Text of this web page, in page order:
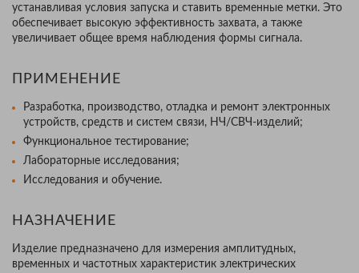
устанавливая условия запуска и ставить временные метки. Это
обеспечивает высокую эффективность захвата, а также
увеличивает общее время наблюдения формы сигнала.
ПРИМЕНЕНИЕ
Разработка, производство, отладка и ремонт электронных
устройств, средств и систем связи, НЧ/СВЧ-изделий;
Функциональное тестирование;
Лабораторные исследования;
Исследования и обучение.
НАЗНАЧЕНИЕ
Изделие предназначено для измерения амплитудных,
временных и частотных характеристик электрических